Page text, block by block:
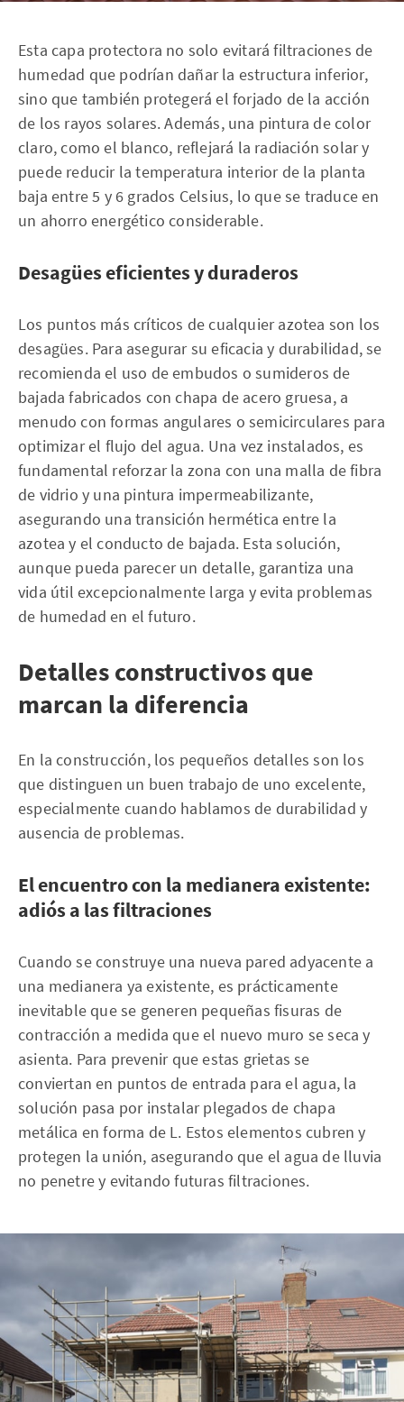
Esta capa protectora no solo evitará filtraciones de
humedad que podrían dañar la estructura inferior,
sino que también protegerá el forjado de la acción
de los rayos solares. Además, una pintura de color
claro, como el blanco, reflejará la radiación solar y
puede reducir la temperatura interior de la planta
baja entre 5 y 6 grados Celsius, lo que se traduce en
un ahorro energético considerable.
Desagües eficientes y duraderos
Los puntos más críticos de cualquier azotea son los
desagües. Para asegurar su eficacia y durabilidad, se
recomienda el uso de embudos o sumideros de
bajada fabricados con chapa de acero gruesa, a
menudo con formas angulares o semicirculares para
optimizar el flujo del agua. Una vez instalados, es
fundamental reforzar la zona con una malla de fibra
de vidrio y una pintura impermeabilizante,
asegurando una transición hermética entre la
azotea y el conducto de bajada. Esta solución,
aunque pueda parecer un detalle, garantiza una
vida útil excepcionalmente larga y evita problemas
de humedad en el futuro.
Detalles constructivos que
marcan la diferencia
En la construcción, los pequeños detalles son los
que distinguen un buen trabajo de uno excelente,
especialmente cuando hablamos de durabilidad y
ausencia de problemas.
El encuentro con la medianera existente:
adiós a las filtraciones
Cuando se construye una nueva pared adyacente a
una medianera ya existente, es prácticamente
inevitable que se generen pequeñas fisuras de
contracción a medida que el nuevo muro se seca y
asienta. Para prevenir que estas grietas se
conviertan en puntos de entrada para el agua, la
solución pasa por instalar plegados de chapa
metálica en forma de L. Estos elementos cubren y
protegen la unión, asegurando que el agua de lluvia
no penetre y evitando futuras filtraciones.